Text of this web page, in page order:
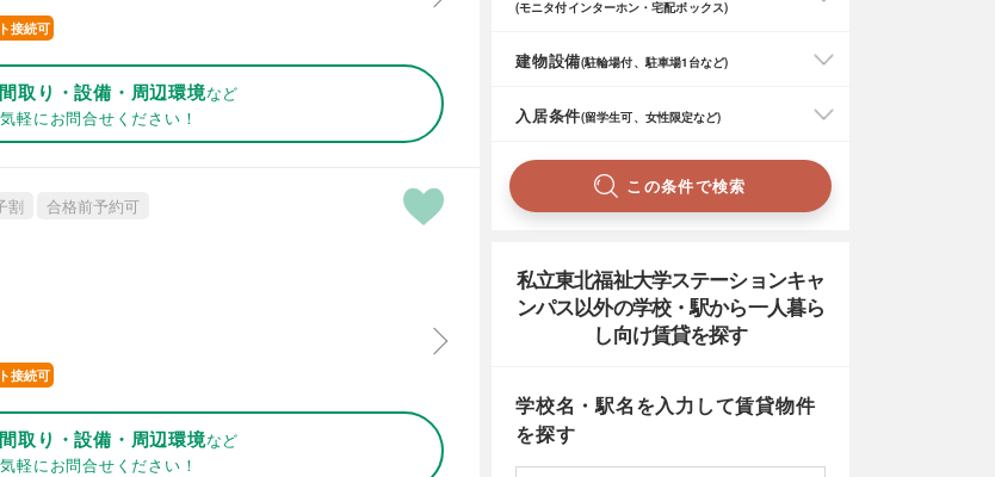
接続可
取り・設備・周辺環境など
軽にお問合せください！
割 合格前予約可
接続可
取り・設備・周辺環境など
軽にお問合せください！
(モニタ付インターホン・宅配ボックス)
建物設備(駐輪場付、駐車場1台など)
入居条件(留学生可、女性限定など)
この条件で検索
私立東北福祉大学ステーションキャ
ンパス以外の学校・駅から一人暮ら
し向け賃貸を探す
学校名・駅名を入力して賃貸物件
を探す